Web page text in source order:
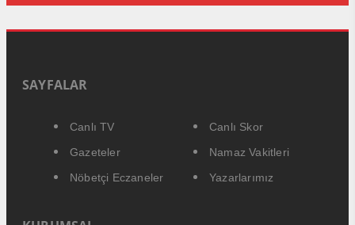
SAYFALAR
Canlı TV
Canlı Skor
Gazeteler
Namaz Vakitleri
Nöbetçi Eczaneler
Yazarlarımız